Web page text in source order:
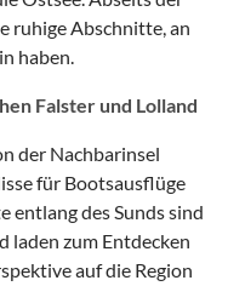
ruhige Abschnitte, an
haben.
Falster und Lolland
der Nachbarinsel
für Bootsausflüge
entlang des Sunds sind
laden zum Entdecken
auf die Region